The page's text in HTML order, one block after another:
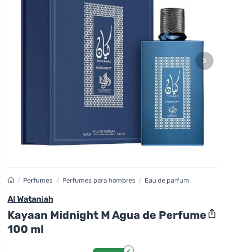
›
/ Perfumes / Perfumes para hombres / Eau de parfum
Al Wataniah
Kayaan Midnight M Agua de Perfume
100 ml